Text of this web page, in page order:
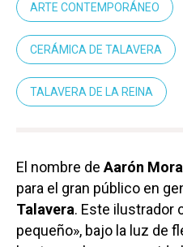
ARTE CONTEMPORÁNEO
CERÁMICA DE TALAVERA
TALAVERA DE LA REINA
El nombre de Aarón Mora
para el gran público en
Talavera. Este ilustrador
pequeño», bajo la luz de